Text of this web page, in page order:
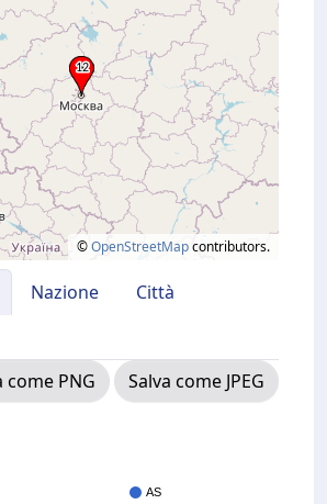
©OpenStreetMapcontributors.
Nazione
Città
come PNG
Salva come JPEG
AS